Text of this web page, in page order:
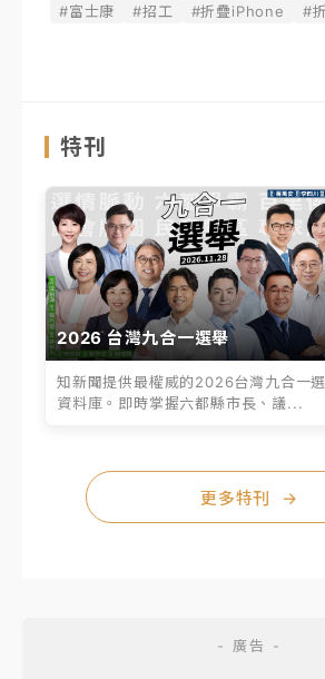
#富士康 #招工 #折疊iPhone #
特刊
2026 台灣九合一選舉
知新聞提供最權威的2026台灣九合一
資料庫。即時掌握六都縣市長、議...
更多特刊 →